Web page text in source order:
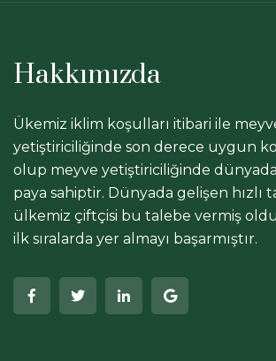
Hakkımızda
Ükemiz iklim koşulları itibari ile
yetiştiriciliğinde son derece uygun
olup meyve yetiştiriciliğinde
paya sahiptir. Dünyada gelişen hızlı
ülkemiz çiftçisi bu talebe vermiş
ilk sıralarda yer almayı başarmıştır.